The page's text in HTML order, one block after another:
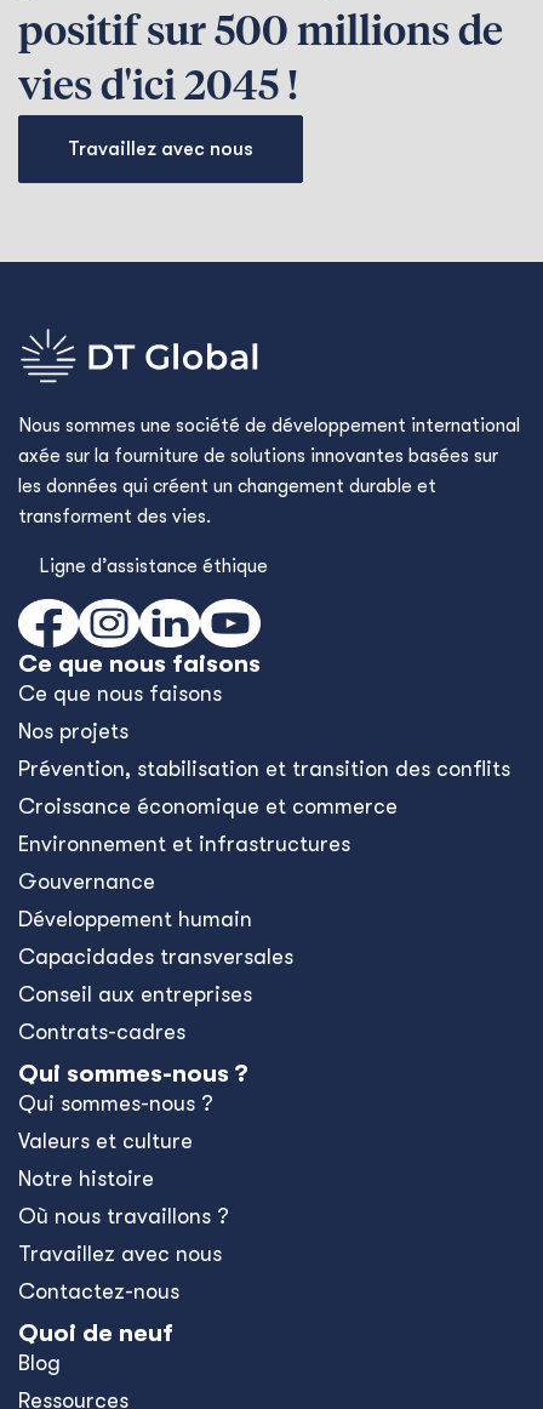
positif sur 500 millions de
vies d'ici 2045 !
Travaillez avec nous
Nous sommes une société de développement international
axée sur la fourniture de solutions innovantes basées sur
les données qui créent un changement durable et
transforment des vies.
Ligne d’assistance éthique
Ce que nous faisons
Ce que nous faisons
Nos projets
Prévention, stabilisation et transition des conflits
Croissance économique et commerce
Environnement et infrastructures
Gouvernance
Développement humain
Capacidades transversales
Conseil aux entreprises
Contrats-cadres
Qui sommes-nous ?
Qui sommes-nous ?
Valeurs et culture
Notre histoire
Où nous travaillons ?
Travaillez avec nous
Contactez-nous
Quoi de neuf
Blog
Ressources